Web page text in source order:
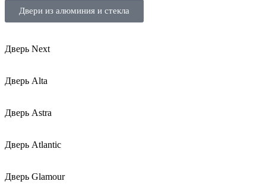
Двери из алюминия и стекла
Дверь Next
Дверь Alta
Дверь Astra
Дверь Atlantic
Дверь Glamour